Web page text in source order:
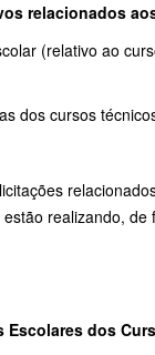
relacionados
(relativo ao
dos cursos
realizando,
Escolares dos